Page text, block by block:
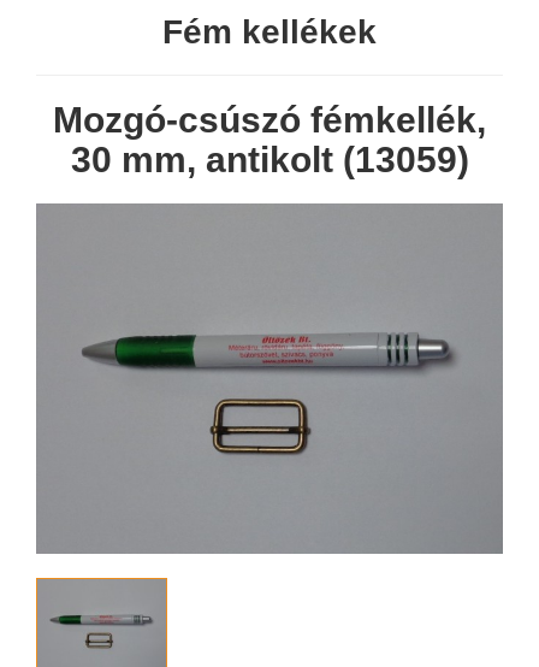
Fém kellékek
Mozgó-csúszó fémkellék,
30 mm, antikolt (13059)